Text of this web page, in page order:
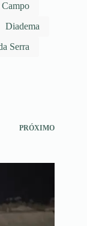
Campo
Diadema
Serra
PRÓXIMO